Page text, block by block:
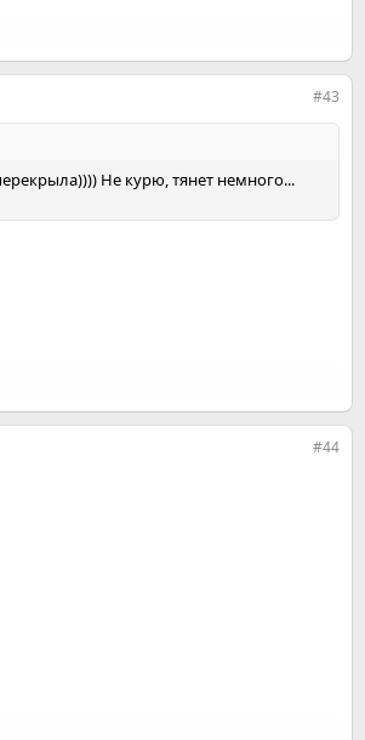
#43
Не курю, тянет немного...
#44